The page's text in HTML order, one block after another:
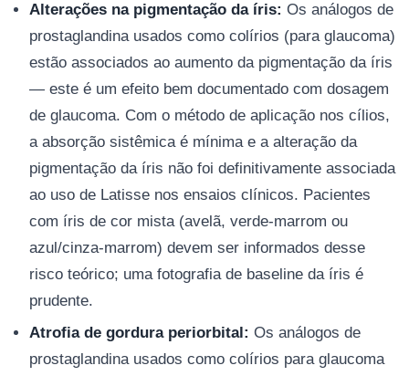
Alterações na pigmentação da íris: Os análogos de
prostaglandina usados como colírios (para glaucoma)
estão associados ao aumento da pigmentação da íris
— este é um efeito bem documentado com dosagem
de glaucoma. Com o método de aplicação nos cílios,
a absorção sistêmica é mínima e a alteração da
pigmentação da íris não foi definitivamente associada
ao uso de Latisse nos ensaios clínicos. Pacientes
com íris de cor mista (avelã, verde-marrom ou
azul/cinza-marrom) devem ser informados desse
risco teórico; uma fotografia de baseline da íris é
prudente.
Atrofia de gordura periorbital: Os análogos de
prostaglandina usados como colírios para glaucoma